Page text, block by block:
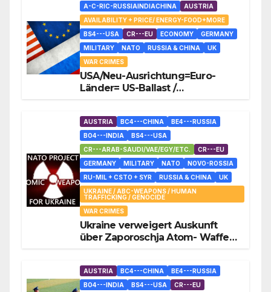
A-C-RIC-RUSSIAINDIACHINA
AUSTRIA
AVAILABILITY + PRICE/ ENERGY-FOOD+MORE
BS4---USA
CR---EU ECONOMY
GERMANY
MILITARY
NATO RUSSIA & CHINA
UK
WAR CRIMES
USA/Neu-Ausrichtung=Euro-
Länder= US-Ballast /
AUSTRIA BC4---CHINA
BE4---RUSSIA
BO4---INDIA
BS4---USA
CR---ARAB-SAUDI/VAE/EGY/ETC.
CR---EU
GERMANY
MILITARY NATO
NOVO-ROSSIA
RU-MIL + CSTO + SYR
RUSSIA & CHINA
UK
UKRAINE / ABC-WEAPONS / HUMAN
TRAFFICKING / GENOCIDE
WAR CRIMES
Ukraine verweigert Auskunft
über Zaporoschja Atom- Waffen-
AUSTRIA BC4---CHINA
BE4---RUSSIA
BO4---INDIA
BS4---USA CR---EU